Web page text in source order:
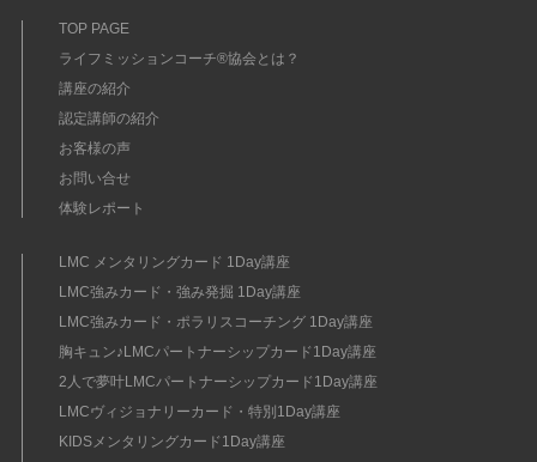
TOP PAGE
ライフミッションコーチ®協会とは？
講座の紹介
認定講師の紹介
お客様の声
お問い合せ
体験レポート
LMC メンタリングカード 1Day講座
LMC強みカード・強み発掘 1Day講座
LMC強みカード・ポラリスコーチング 1Day講座
胸キュン♪LMCパートナーシップカード1Day講座
2人で夢叶LMCパートナーシップカード1Day講座
LMCヴィジョナリーカード・特別1Day講座
KIDSメンタリングカード1Day講座